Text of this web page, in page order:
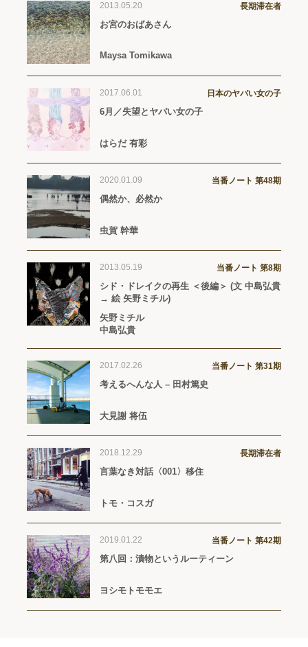
2013.05.20 長期滞在者
お宮のおばあさん
Maysa Tomikawa
2017.06.01 日本のヤバい女の子
6月／失望とヤバい女の子
はらだ 有彩
2020.01.09 当番ノート 第48期
偶然か、必然か
虫賀 幹華
2013.05.19 当番ノート 第8期
シド・ドレイクの再生 ＜後編＞ (文 中島弘貴
→ 絵 矢野ミチル)
矢野ミチル
中島弘貴
2017.02.26 当番ノート 第31期
考えるへんな人 – 田村篤史
大見謝 将伍
2018.12.29 長期滞在者
言葉なき対話〈001〉移住
トモ・コスガ
2019.01.22 当番ノート 第42期
第八回：漬物というルーティーン
ヨシモトモモエ